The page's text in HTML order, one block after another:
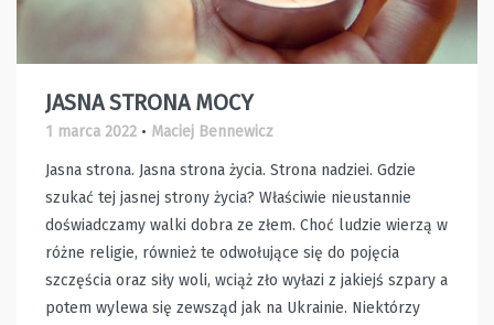
JASNA STRONA MOCY
1 marca 2022 • Maciej Bennewicz
Jasna strona. Jasna strona życia. Strona nadziei. Gdzie
szukać tej jasnej strony życia? Właściwie nieustannie
doświadczamy walki dobra ze złem. Choć ludzie wierzą w
różne religie, również te odwołujące się do pojęcia
szczęścia oraz siły woli, wciąż zło wyłazi z jakiejś szpary a
potem wylewa się zewsząd jak na Ukrainie. Niektórzy